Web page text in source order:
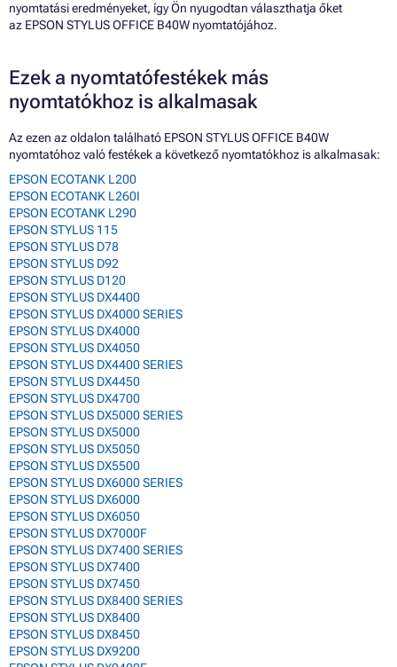
nyomtatási eredményeket, így Ön nyugodtan választhatja őket
az EPSON STYLUS OFFICE B40W nyomtatójához.
Ezek a nyomtatófestékek más
nyomtatókhoz is alkalmasak
Az ezen az oldalon található EPSON STYLUS OFFICE B40W
nyomtatóhoz való festékek a következő nyomtatókhoz is alkalmasak:
EPSON ECOTANK L200
EPSON ECOTANK L260I
EPSON ECOTANK L290
EPSON STYLUS 115
EPSON STYLUS D78
EPSON STYLUS D92
EPSON STYLUS D120
EPSON STYLUS DX4400
EPSON STYLUS DX4000 SERIES
EPSON STYLUS DX4000
EPSON STYLUS DX4050
EPSON STYLUS DX4400 SERIES
EPSON STYLUS DX4450
EPSON STYLUS DX4700
EPSON STYLUS DX5000 SERIES
EPSON STYLUS DX5000
EPSON STYLUS DX5050
EPSON STYLUS DX5500
EPSON STYLUS DX6000 SERIES
EPSON STYLUS DX6000
EPSON STYLUS DX6050
EPSON STYLUS DX7000F
EPSON STYLUS DX7400 SERIES
EPSON STYLUS DX7400
EPSON STYLUS DX7450
EPSON STYLUS DX8400 SERIES
EPSON STYLUS DX8400
EPSON STYLUS DX8450
EPSON STYLUS DX9200